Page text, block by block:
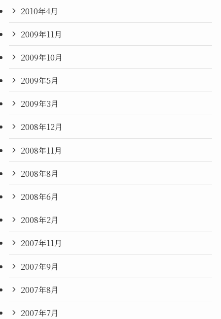
2010年4月
2009年11月
2009年10月
2009年5月
2009年3月
2008年12月
2008年11月
2008年8月
2008年6月
2008年2月
2007年11月
2007年9月
2007年8月
2007年7月